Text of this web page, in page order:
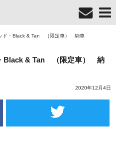
ド・Black & Tan （限定車） 納車
Black & Tan （限定車） 納
2020年12月4日